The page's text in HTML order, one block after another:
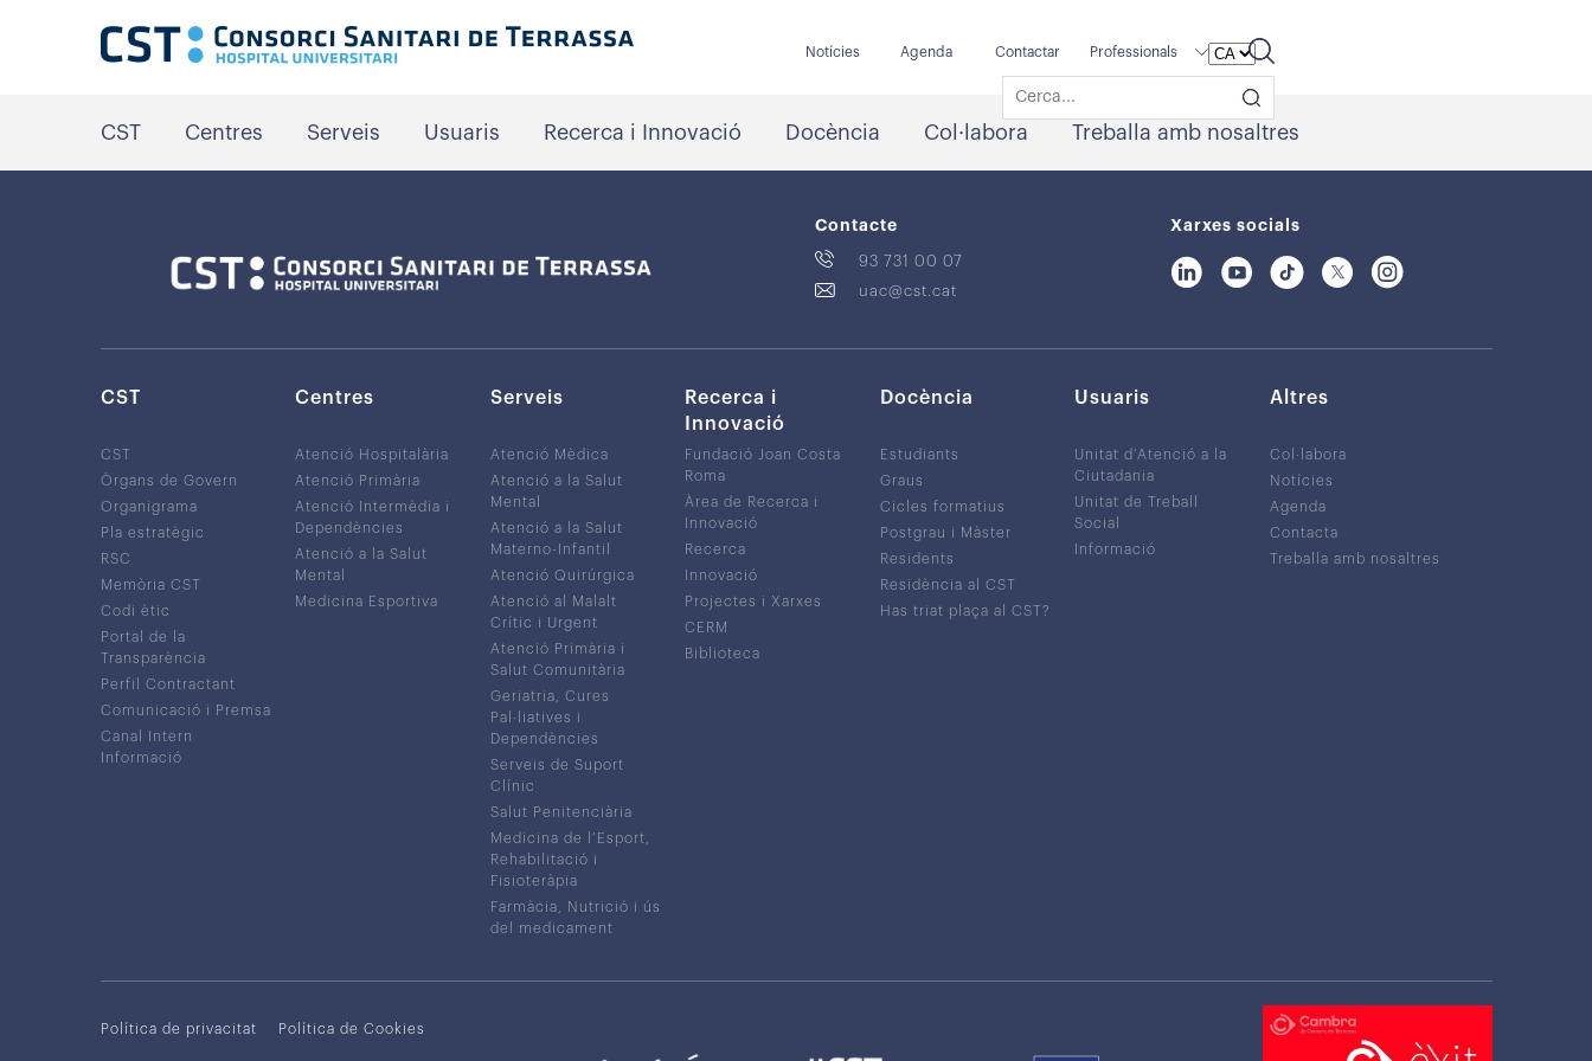
Notícies Agenda Contactar Professionals
CST Centres Serveis Usuaris Recerca i Innovació Docència Col·labora Treballa amb nosaltres
Contacte
93 731 00 07
uac@cst.cat
Xarxes socials
CST
CST
Òrgans de Govern
Organigrama
Pla estratègic
RSC
Memòria CST
Codi ètic
Portal de la
Transparència
Perfil Contractant
Comunicació i Premsa
Canal Intern
Informació
Centres
Atenció Hospitalària
Atenció Primària
Atenció Intermèdia i
Dependències
Atenció a la Salut
Mental
Medicina Esportiva
Serveis
Atenció Mèdica
Atenció a la Salut
Mental
Atenció a la Salut
Materno-Infantil
Atenció Quirúrgica
Atenció al Malalt
Crític i Urgent
Atenció Primària i
Salut Comunitària
Geriatria, Cures
Pal·liatives i
Dependències
Serveis de Suport
Clínic
Salut Penitenciària
Medicina de l’Esport,
Rehabilitació i
Fisioteràpia
Farmàcia, Nutrició i ús
del medicament
Recerca i
Innovació
Fundació Joan Costa
Roma
Àrea de Recerca i
Innovació
Recerca
Innovació
Projectes i Xarxes
CERM
Biblioteca
Docència
Estudiants
Graus
Cicles formatius
Postgrau i Màster
Residents
Residència al CST
Has triat plaça al CST?
Usuaris
Unitat d’Atenció a la
Ciutadania
Unitat de Treball
Social
Informació
Altres
Col·labora
Notícies
Agenda
Contacta
Treballa amb nosaltres
Política de privacitat Política de Cookies